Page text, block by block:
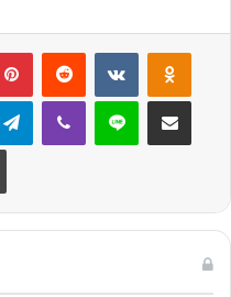
PinterestReddit VKontakte
TelegramViber Line E-Posta ile
Yazdır